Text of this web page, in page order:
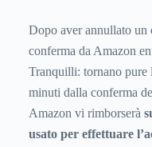
Dopo aver annullato un
conferma da Amazon
Tranquilli: tornano pure
minuti dalla conferma
Amazon vi rimborserà
usato per effettuare